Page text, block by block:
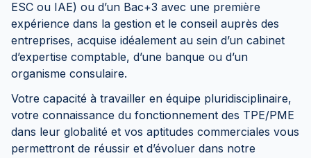
ESC ou IAE) ou d’un Bac+3 avec une première
expérience dans la gestion et le conseil auprès des
entreprises, acquise idéalement au sein d’un cabinet
d’expertise comptable, d’une banque ou d’un
organisme consulaire.
Votre capacité à travailler en équipe pluridisciplinaire,
votre connaissance du fonctionnement des TPE/PME
dans leur globalité et vos aptitudes commerciales vous
permettront de réussir et d’évoluer dans notre